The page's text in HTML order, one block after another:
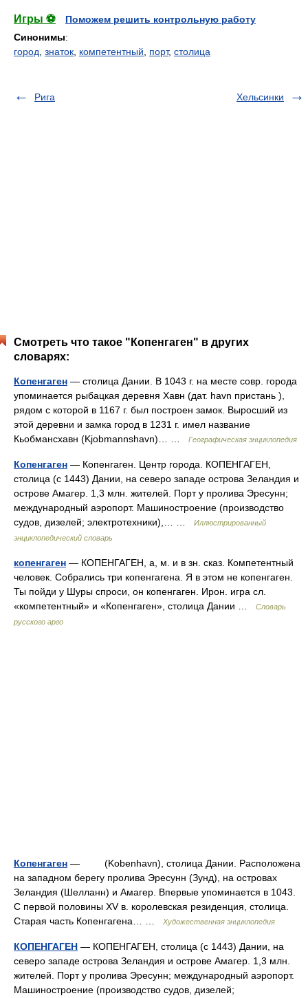
Игры ⚽
Поможем решить контрольную работу
Синонимы:
город, знаток, компетентный, порт, столица
Рига Хельсинки
Смотреть что такое "Копенгаген" в других
словарях:
Копенгаген — столица Дании. В 1043 г. на месте совр. города
упоминается рыбацкая деревня Хавн (дат. havn пристань ),
рядом с которой в 1167 г. был построен замок. Выросший из
этой деревни и замка город в 1231 г. имел название
Кьобмансхавн (Kjobmannshavn)… …
Географическая энциклопедия
Копенгаген — Копенгаген. Центр города. КОПЕНГАГЕН,
столица (с 1443) Дании, на северо западе острова Зеландия и
острове Амагер. 1,3 млн. жителей. Порт у пролива Эресунн;
международный аэропорт. Машиностроение (производство
судов, дизелей; электротехники),… …
Иллюстрированный
энциклопедический словарь
копенгаген — КОПЕНГАГЕН, а, м. и в зн. сказ. Компетентный
человек. Собрались три копенгагена. Я в этом не копенгаген.
Ты пойди у Шуры спроси, он копенгаген. Ирон. игра сл.
«компетентный» и «Копенгаген», столица Дании …
Словарь
русского арго
Копенгаген — (Kobenhavn), столица Дании. Расположена
на западном берегу пролива Эресунн (Зунд), на островах
Зеландия (Шелланн) и Амагер. Впервые упоминается в 1043.
С первой половины XV в. королевская резиденция, столица.
Старая часть Копенгагена… …
Художественная энциклопедия
КОПЕНГАГЕН — КОПЕНГАГЕН, столица (с 1443) Дании, на
северо западе острова Зеландия и острове Амагер. 1,3 млн.
жителей. Порт у пролива Эресунн; международный аэропорт.
Машиностроение (производство судов, дизелей;